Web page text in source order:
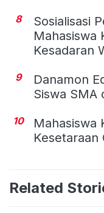
8
Sosialisasi
Mahasiswa
Kesadaran
9
Danamon
Siswa SMA
10
Mahasiswa
Kesetaraan
Related